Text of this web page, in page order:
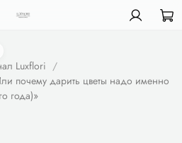
Luxflori
почему дарить цветы надо именно
года)»